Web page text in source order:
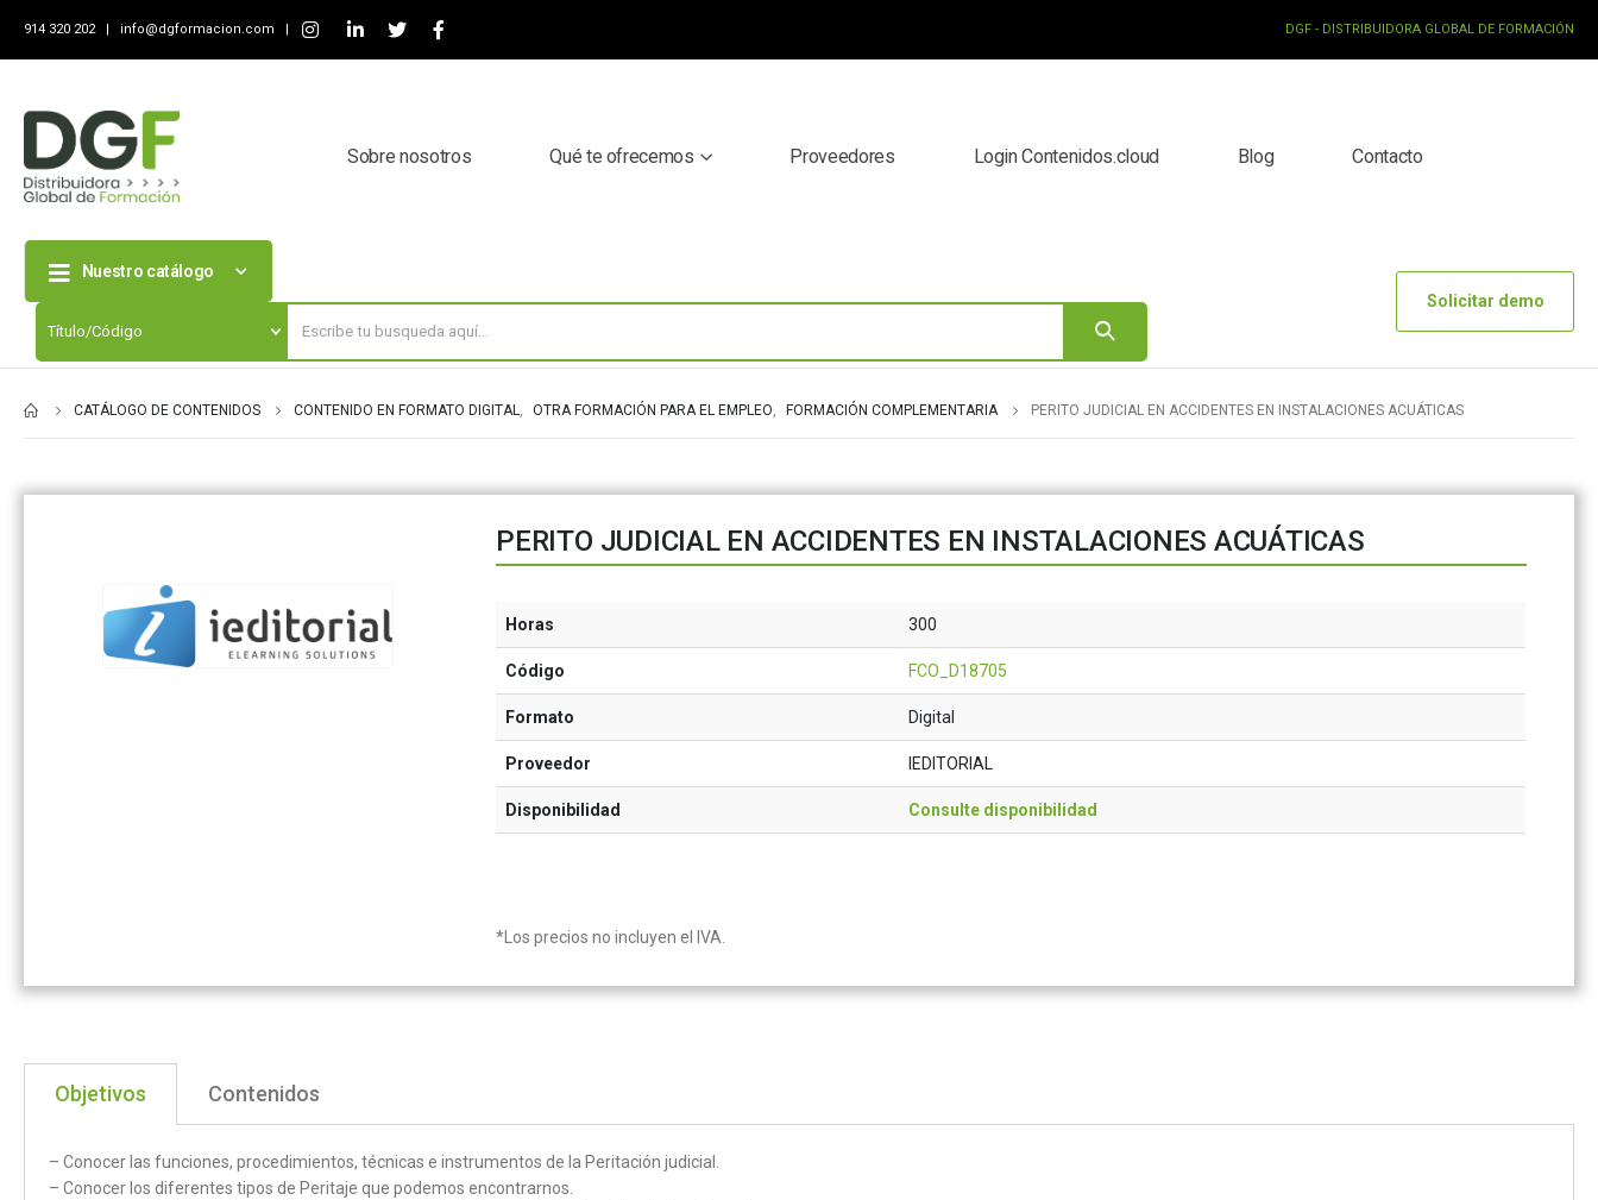
914 320 202 | info@dgformacion.com | DGF - DISTRIBUIDORA GLOBAL DE FORMACIÓN
Sobre nosotros Qué te ofrecemos Proveedores Login Contenidos.cloud Blog Contacto
Nuestro catálogo
Solicitar demo
CATÁLOGO DE CONTENIDOS CONTENIDO EN FORMATO DIGITAL, OTRA FORMACIÓN PARA EL EMPLEO, FORMACIÓN COMPLEMENTARIA PERITO JUDICIAL EN ACCIDENTES EN INSTALACIONES ACUÁTICAS
PERITO JUDICIAL EN ACCIDENTES EN INSTALACIONES ACUÁTICAS
Horas 300
Código FCO_D18705
Formato Digital
Proveedor IEDITORIAL
Disponibilidad Consulte disponibilidad
*Los precios no incluyen el IVA.
Objetivos Contenidos
– Conocer las funciones, procedimientos, técnicas e instrumentos de la Peritación judicial.
– Conocer los diferentes tipos de Peritaje que podemos encontrarnos.